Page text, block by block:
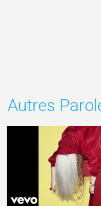
Autres